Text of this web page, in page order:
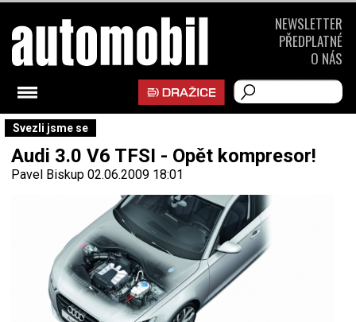
Svezli jsme se
Audi 3.0 V6 TFSI - Opět kompresor!
Pavel Biskup 02.06.2009 18:01
NEWSLETTER
PŘEDPLATNÉ
O NÁS